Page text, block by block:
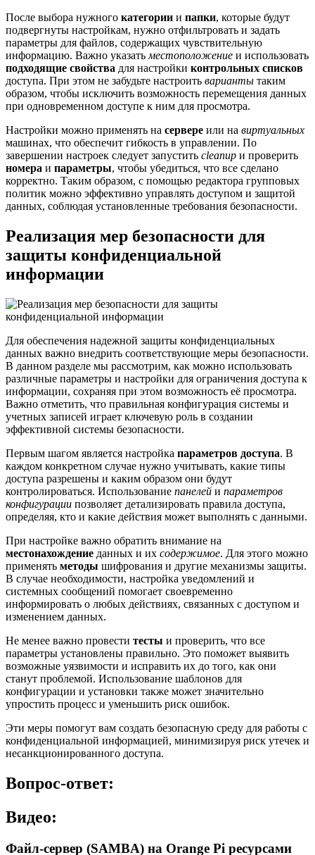
После выбора нужного категории и папки, которые будут
подвергнуты настройкам, нужно отфильтровать и задать
параметры для файлов, содержащих чувствительную
информацию. Важно указать местоположение и использовать
подходящие свойства для настройки контрольных списков
доступа. При этом не забудьте настроить варианты таким
образом, чтобы исключить возможность перемещения данных
при одновременном доступе к ним для просмотра.
Настройки можно применять на сервере или на виртуальных
машинах, что обеспечит гибкость в управлении. По
завершении настроек следует запустить cleanup и проверить
номера и параметры, чтобы убедиться, что все сделано
корректно. Таким образом, с помощью редактора групповых
политик можно эффективно управлять доступом и защитой
данных, соблюдая установленные требования безопасности.
Реализация мер безопасности для
защиты конфиденциальной
информации
Для обеспечения надежной защиты конфиденциальных
данных важно внедрить соответствующие меры безопасности.
В данном разделе мы рассмотрим, как можно использовать
различные параметры и настройки для ограничения доступа к
информации, сохраняя при этом возможность её просмотра.
Важно отметить, что правильная конфигурация системы и
учетных записей играет ключевую роль в создании
эффективной системы безопасности.
Первым шагом является настройка параметров доступа. В
каждом конкретном случае нужно учитывать, какие типы
доступа разрешены и каким образом они будут
контролироваться. Использование панелей и параметров
конфигурации позволяет детализировать правила доступа,
определяя, кто и какие действия может выполнять с данными.
При настройке важно обратить внимание на
местонахождение данных и их содержимое. Для этого можно
применять методы шифрования и другие механизмы защиты.
В случае необходимости, настройка уведомлений и
системных сообщений помогает своевременно
информировать о любых действиях, связанных с доступом и
изменением данных.
Не менее важно провести тесты и проверить, что все
параметры установлены правильно. Это поможет выявить
возможные уязвимости и исправить их до того, как они
станут проблемой. Использование шаблонов для
конфигурации и установки также может значительно
упростить процесс и уменьшить риск ошибок.
Эти меры помогут вам создать безопасную среду для работы с
конфиденциальной информацией, минимизируя риск утечек и
несанкционированного доступа.
Вопрос-ответ:
Видео:
Файл-сервер (SAMBA) на Orange Pi ресурсами